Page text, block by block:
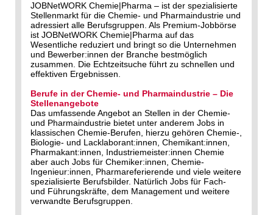
JOBNetWORK Chemie|Pharma – ist der spezialisierte
Stellenmarkt für die Chemie- und Pharmaindustrie und
adressiert alle Berufsgruppen. Als Premium-Jobbörse
ist JOBNetWORK Chemie|Pharma auf das
Wesentliche reduziert und bringt so die Unternehmen
und Bewerber:innen der Branche bestmöglich
zusammen. Die Echtzeitsuche führt zu schnellen und
effektiven Ergebnissen.
Berufe in der Chemie- und Pharmaindustrie – Die
Stellenangebote
Das umfassende Angebot an Stellen in der Chemie-
und Pharmaindustrie bietet unter anderem Jobs in
klassischen Chemie-Berufen, hierzu gehören Chemie-,
Biologie- und Lacklaborant:innen, Chemikant:innen,
Pharmakant:innen, Industriemeister:innen Chemie
aber auch Jobs für Chemiker:innen, Chemie-
Ingenieur:innen, Pharmareferierende und viele weitere
spezialisierte Berufsbilder. Natürlich Jobs für Fach-
und Führungskräfte, dem Management und weitere
verwandte Berufsgruppen.